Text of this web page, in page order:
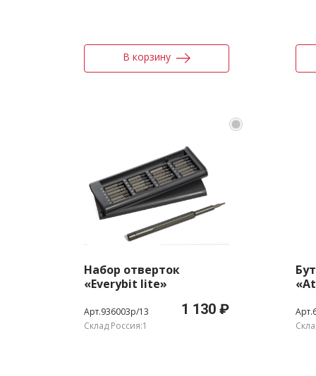
В корзину
Набор отверток
«Everybit lite»
Арт.936003p/13 1 130 ₽
Склад Россия:1